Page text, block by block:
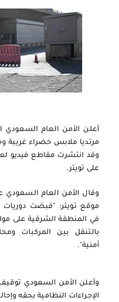
أعلن الأمن العام
مرتديا ملابس خضراء غريبة
وقد انتشرت مقاطع فيديو
على تويتر.
وقال الأمن العام
موقع تويتر: "قبضت دوريات
في المنطقة الشرقية على
بالتنقل بين المركبات
أمنية".
وأعلن الأمن السعودي
الإجراءات النظامية بحقه